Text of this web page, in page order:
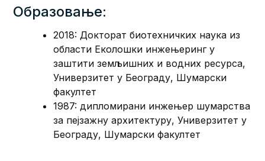
Образовање:
2018: Докторат биотехничких наука из
области Еколошки инжењеринг у
заштити земљишних и водних ресурса,
Универзитет у Београду, Шумарски
факултет
1987: дипломирани инжењер шумарства
за пејзажну архитектуру, Универзитет у
Београду, Шумарски факултет